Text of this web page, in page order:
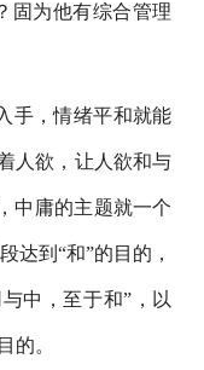
固为他有综合管理
手，情绪平和就能
人欲，让人欲和与
中庸的主题就一个
达到“和”的目的，
中，至于和”，以
的。